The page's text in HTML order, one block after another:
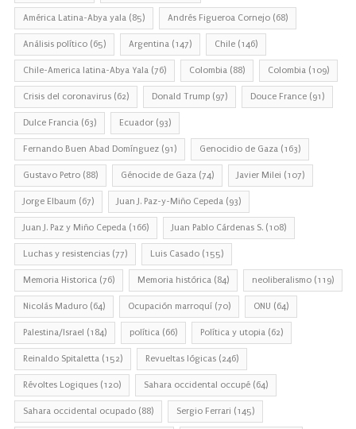
América Latina-Abya yala (85) Andrés Figueroa Cornejo (68)
Análisis político (65) Argentina (147) Chile (146)
Chile-America latina-Abya Yala (76) Colombia (88) Colombia (109)
Crisis del coronavirus (62) Donald Trump (97) Douce France (91)
Dulce Francia (63) Ecuador (93)
Fernando Buen Abad Domínguez (91) Genocidio de Gaza (163)
Gustavo Petro (88) Génocide de Gaza (74) Javier Milei (107)
Jorge Elbaum (67) Juan J. Paz-y-Miño Cepeda (93)
Juan J. Paz y Miño Cepeda (166) Juan Pablo Cárdenas S. (108)
Luchas y resistencias (77) Luis Casado (155)
Memoria Historica (76) Memoria histórica (84) neoliberalismo (119)
Nicolás Maduro (64) Ocupación marroquí (70) ONU (64)
Palestina/Israel (184) política (66) Política y utopia (62)
Reinaldo Spitaletta (152) Revueltas lógicas (246)
Révoltes Logiques (120) Sahara occidental occupé (64)
Sahara occidental ocupado (88) Sergio Ferrari (145)